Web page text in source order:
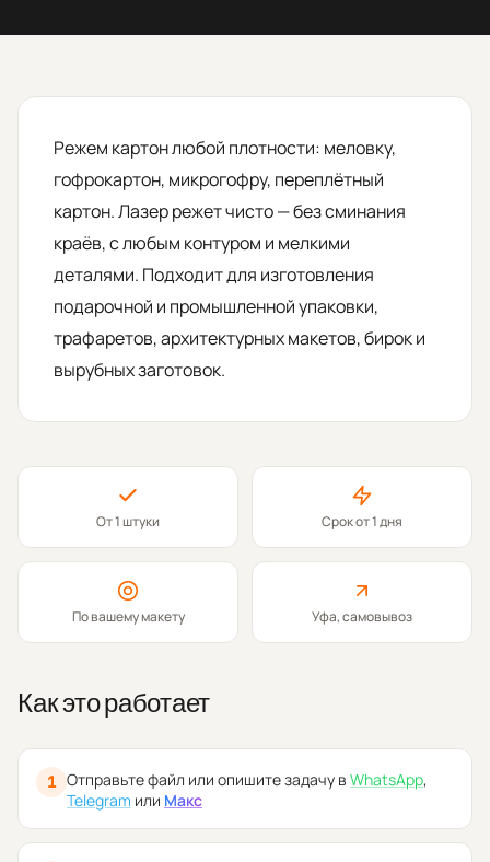
Режем картон любой плотности: меловку,
гофрокартон, микрогофру, переплётный
картон. Лазер режет чисто — без сминания
краёв, с любым контуром и мелкими
деталями. Подходит для изготовления
подарочной и промышленной упаковки,
трафаретов, архитектурных макетов, бирок и
вырубных заготовок.
От 1 штуки Срок от 1 дня
По вашему макету Уфа, самовывоз
Как это работает
1 Отправьте файл или опишите задачу в WhatsApp,
Telegram или Макс